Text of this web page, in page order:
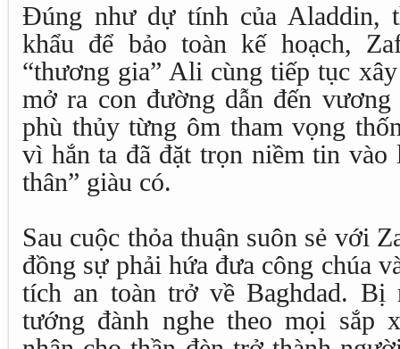
Đúng như dự tính của Aladdin,
khẩu để bảo toàn kế hoạch,
“thương gia” Ali cùng tiếp tục
mở ra con đường dẫn đến
phù thủy từng ôm tham vọng
vì hắn ta đã đặt trọn niềm tin vào
thân” giàu có.
Sau cuộc thỏa thuận suôn sẻ với
đồng sự phải hứa đưa công chúa
tích an toàn trở về Baghdad.
tướng đành nghe theo mọi sắp